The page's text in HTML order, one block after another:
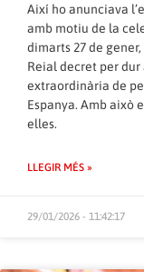
Així ho anunciava
amb motiu de la
dimarts 27 de
Reial decret per
extraordinària de
Espanya. Amb això
elles.
LLEGIR MÉS »
29/01/2026 - 11:42:17